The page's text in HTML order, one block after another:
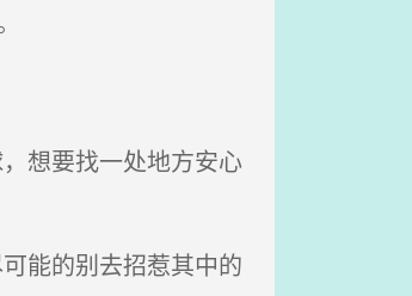
想要找一处地方安心
能的别去招惹其中的